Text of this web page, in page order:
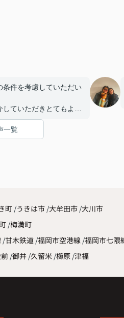
条件を考慮していただい
ていただきとてもよか
一覧
町 うきは市 大牟田市 大川市
梅満町
甘木鉄道 福岡市空港線 福岡市七隈
御井 久留米 櫛原 津福